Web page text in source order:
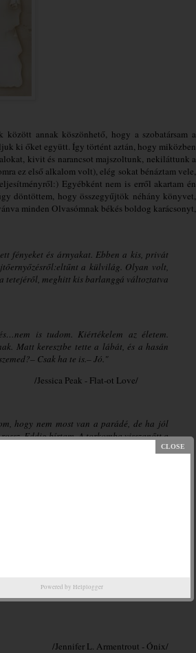
annak köszönhető, hogy a szobatársam a
ki őket együtt. Így történt aztán, hogy miközben
kivit és narancsot majszoltunk, nekiláttunk a
ez első alkalom volt), elég sokat bénáztam vele,
Egyébként nem is erről akartam én
döntöttem, hogy összegyűjtök néhány könyvet,
minden Olvasómnak békés boldog karácsonyt,
fényeket és árnyakat. Ebben a kis, privát
a külvilág. Olyan volt,
tetejéről, meghitt kis barlanggá változtatva
is tudom. Kiértékelem az életem.
Matt keresztbe tette a lábát, és a hasán
– Csak ha te is.– Jó."
/Jessica Peak - Flat-ot Love/
hogy nem most van a parádé, de ha jól
Eddig bírtam. A torkomba visszanőtt a
a szobából. Könnyek csorogtak az
fénylő szemmel nézett rám. El akartam
/Jennifer L. Armentrout - Ónix/
Powered by Helplogger